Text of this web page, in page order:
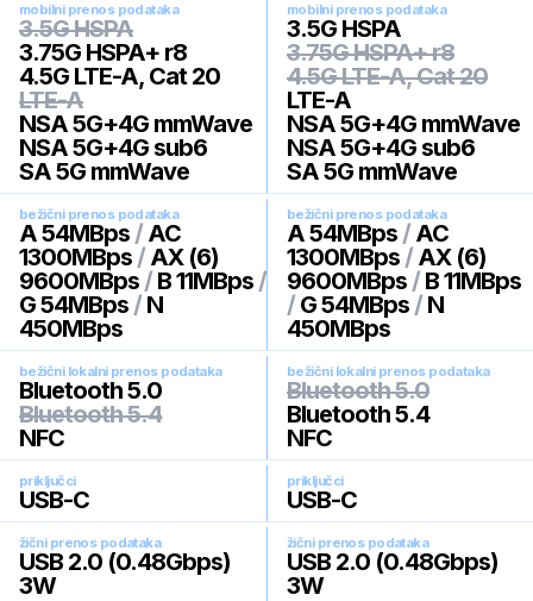
mobilni prenos podataka
3.5G HSPA
3.75G HSPA+ r8
4.5G LTE-A, Cat 20
LTE-A
NSA 5G+4G mmWave
NSA 5G+4G sub6
SA 5G mmWave
mobilni prenos podataka
3.5G HSPA
3.75G HSPA+ r8
4.5G LTE-A, Cat 20
LTE-A
NSA 5G+4G mmWave
NSA 5G+4G sub6
SA 5G mmWave
bežični prenos podataka
A 54MBps / AC
1300MBps / AX (6)
9600MBps / B 11MBps /
G 54MBps / N
450MBps
bežični prenos podataka
A 54MBps / AC
1300MBps / AX (6)
9600MBps / B 11MBps
/ G 54MBps / N
450MBps
bežični lokalni prenos podataka
Bluetooth 5.0
Bluetooth 5.4
NFC
bežični lokalni prenos podataka
Bluetooth 5.0
Bluetooth 5.4
NFC
priključci
USB-C
priključci
USB-C
žični prenos podataka
USB 2.0 (0.48Gbps)
3W
žični prenos podataka
USB 2.0 (0.48Gbps)
3W